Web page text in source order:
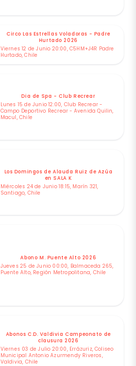
Circo Las Estrellas Voladoras - Padre
Hurtado 2026
Viernes 12 de Junio 20:00, C5HM+J4R Padre
Hurtado, Chile
Dia de Spa - Club Recrear
Lunes 15 de Junio 12:00, Club Recrear -
Campo Deportivo Recrear - Avenida Quilin,
Macul, Chile
Los Domingos de Alauda Ruiz de Azúa
en SALA K
Miércoles 24 de Junio 18:15, Marín 321,
Santiago, Chile
Abono M. Puente Alto 2026
Jueves 25 de Junio 00:00, Balmaceda 265,
Puente Alto, Región Metropolitana, Chile
Abonos C.D. Valdivia Campeonato de
clausura 2026
Viernes 03 de Julio 20:00, Errázuriz, Coliseo
Municipal Antonio Azurmendy Riveros,
Valdivia, Chile